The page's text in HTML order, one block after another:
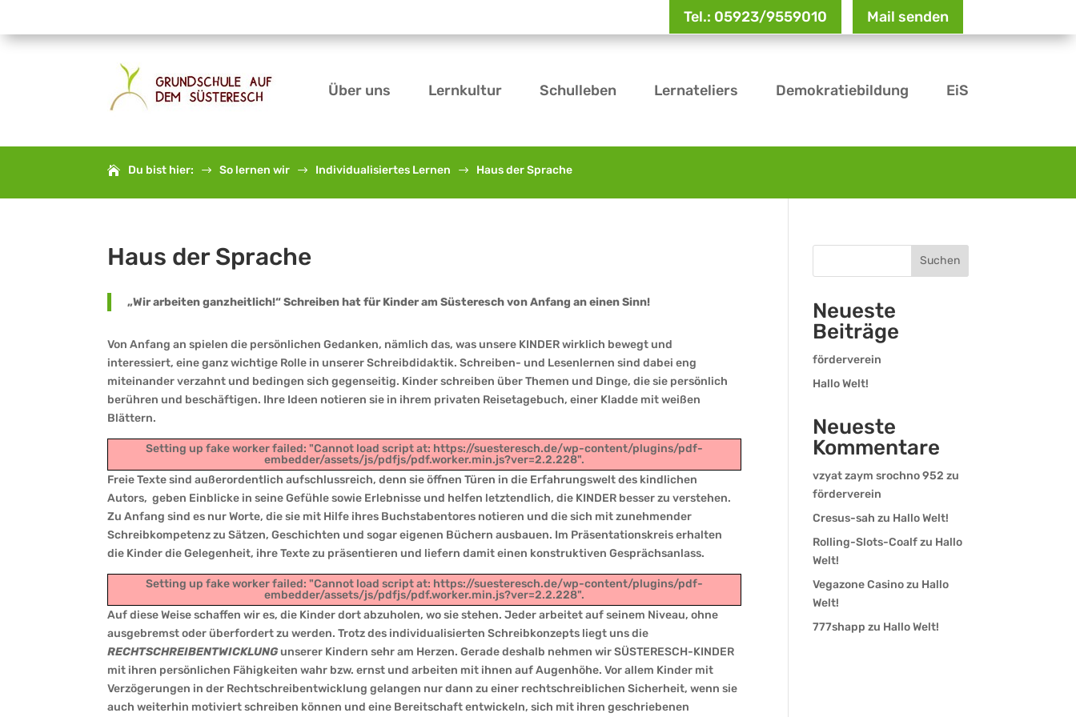
Tel.: 05923/9559010 Mail senden
Über uns Lernkultur Schulleben Lernateliers Demokratiebildung EiS
Du bist hier: $ So lernen wir $ Individualisiertes Lernen $ Haus der Sprache
Haus der Sprache
„Wir arbeiten ganzheitlich!“ Schreiben hat für Kinder am Süsteresch von Anfang an einen Sinn!
Von Anfang an spielen die persönlichen Gedanken, nämlich das, was unsere KINDER wirklich bewegt und
interessiert, eine ganz wichtige Rolle in unserer Schreibdidaktik. Schreiben- und Lesenlernen sind dabei eng
miteinander verzahnt und bedingen sich gegenseitig. Kinder schreiben über Themen und Dinge, die sie persönlich
berühren und beschäftigen. Ihre Ideen notieren sie in ihrem privaten Reisetagebuch, einer Kladde mit weißen
Blättern.
Setting up fake worker failed: "Cannot load script at: https://suesteresch.de/wp-content/plugins/pdf-
embedder/assets/js/pdfjs/pdf.worker.min.js?ver=2.2.228".
Freie Texte sind außerordentlich aufschlussreich, denn sie öffnen Türen in die Erfahrungswelt des kindlichen
Autors, geben Einblicke in seine Gefühle sowie Erlebnisse und helfen letztendlich, die KINDER besser zu verstehen.
Zu Anfang sind es nur Worte, die sie mit Hilfe ihres Buchstabentores notieren und die sich mit zunehmender
Schreibkompetenz zu Sätzen, Geschichten und sogar eigenen Büchern ausbauen. Im Präsentationskreis erhalten
die Kinder die Gelegenheit, ihre Texte zu präsentieren und liefern damit einen konstruktiven Gesprächsanlass.
Setting up fake worker failed: "Cannot load script at: https://suesteresch.de/wp-content/plugins/pdf-
embedder/assets/js/pdfjs/pdf.worker.min.js?ver=2.2.228".
Auf diese Weise schaffen wir es, die Kinder dort abzuholen, wo sie stehen. Jeder arbeitet auf seinem Niveau, ohne
ausgebremst oder überfordert zu werden. Trotz des individualisierten Schreibkonzepts liegt uns die
RECHTSCHREIBENTWICKLUNGunserer Kindern sehr am Herzen. Gerade deshalb nehmen wir SÜSTERESCH-KINDER
mit ihren persönlichen Fähigkeiten wahr bzw. ernst und arbeiten mit ihnen auf Augenhöhe. Vor allem Kinder mit
Verzögerungen in der Rechtschreibentwicklung gelangen nur dann zu einer rechtschreiblichen Sicherheit, wenn sie
auch weiterhin motiviert schreiben können und eine Bereitschaft entwickeln, sich mit ihren geschriebenen
Suchen
Neueste
Beiträge
förderverein
Hallo Welt!
Neueste
Kommentare
vzyat zaym srochno 952 zu
förderverein
Cresus-sah zu Hallo Welt!
Rolling-Slots-Coalfzu Hallo
Welt!
Vegazone Casinozu Hallo
Welt!
777shapp zu Hallo Welt!